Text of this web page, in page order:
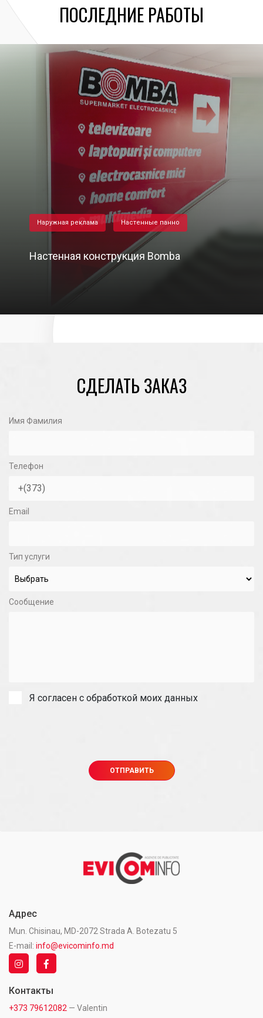
ПОСЛЕДНИЕ РАБОТЫ
Наружная реклама Настенные панно
Настенная конструкция Bomba
СДЕЛАТЬ ЗАКАЗ
Имя Фамилия
Телефон
Email
Тип услуги
Сообщение
Я согласен с обработкой моих данных
Адрес
Mun. Chisinau, MD-2072 Strada A. Botezatu 5
E-mail: info@evicominfo.md
Контакты
+373 79612082 — Valentin